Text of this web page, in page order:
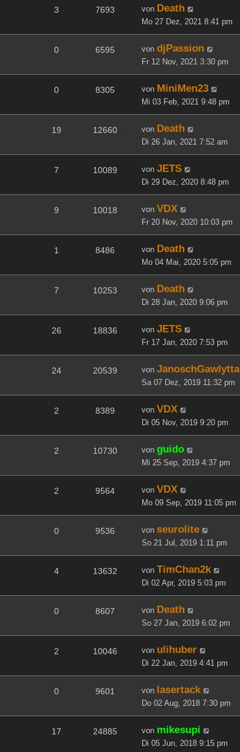
3 7693 von Death
Mo 27 Dez, 2021 8:41 pm
0 6595 von djPassion
Fr 12 Nov, 2021 3:30 pm
0 8305 von MiniMen23
Mi 03 Feb, 2021 9:48 pm
19 12660 von Death
Di 26 Jan, 2021 7:52 am
7 10089 von JETS
Di 29 Dez, 2020 8:48 pm
9 10018 von VDX
Fr 20 Nov, 2020 10:03 pm
1 8486 von Death
Mo 04 Mai, 2020 5:05 pm
7 10253 von Death
Di 28 Jan, 2020 9:06 pm
26 18836 von JETS
Fr 17 Jan, 2020 7:53 pm
24 20539 von JanoschGawlytta
Sa 07 Dez, 2019 11:32 pm
2 8389 von VDX
Di 05 Nov, 2019 9:20 pm
2 10730 von guido
Mi 25 Sep, 2019 4:37 pm
2 9564 von VDX
Mo 09 Sep, 2019 11:05 pm
0 9536 von seurolite
So 21 Jul, 2019 1:11 pm
4 13632 von TimChan2k
Di 02 Apr, 2019 5:03 pm
0 8607 von Death
So 27 Jan, 2019 6:02 pm
2 10046 von ulihuber
Di 22 Jan, 2019 4:41 pm
0 9601 von lasertack
Do 02 Aug, 2018 7:30 pm
17 24885 von mikesupi
Di 05 Jun, 2018 9:15 pm